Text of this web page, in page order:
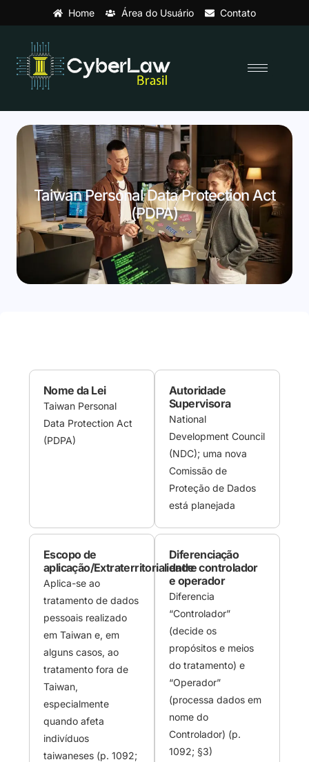
Home Área do Usuário Contato
Taiwan Personal Data Protection Act
(PDPA)
Nome da Lei
Taiwan Personal
Data Protection Act
(PDPA)
Autoridade
Supervisora
National
Development Council
(NDC); uma nova
Comissão de
Proteção de Dados
está planejada
Escopo de
aplicação/Extraterritorialidade
Aplica-se ao
tratamento de dados
pessoais realizado
em Taiwan e, em
alguns casos, ao
tratamento fora de
Taiwan,
especialmente
quando afeta
indivíduos
taiwaneses (p. 1092;
Diferenciação
entre controlador
e operador
Diferencia
“Controlador”
(decide os
propósitos e meios
do tratamento) e
“Operador”
(processa dados em
nome do
Controlador) (p.
1092; §3)